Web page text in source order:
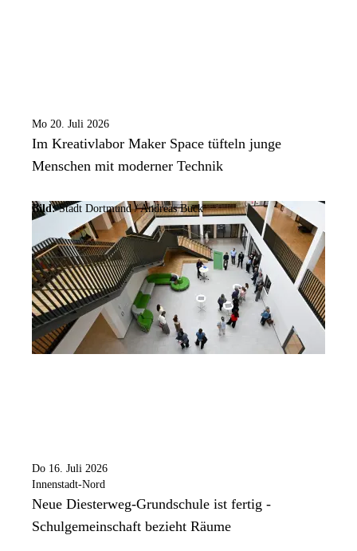
Mo 20. Juli 2026
Im Kreativlabor Maker Space tüfteln junge
Menschen mit moderner Technik
Bild:Stadt Dortmund /Andreas Buck
Do 16. Juli 2026
Innenstadt-Nord
Neue Diesterweg-Grundschule ist fertig -
Schulgemeinschaft bezieht Räume